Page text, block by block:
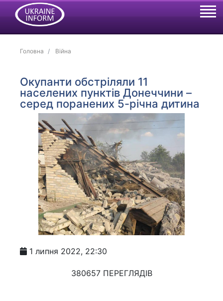
Головна Війна
Окупанти обстріляли 11
населених пунктів Донеччини –
серед поранених 5-річна дитина
1 липня 2022, 22:30
380657 ПЕРЕГЛЯДІВ